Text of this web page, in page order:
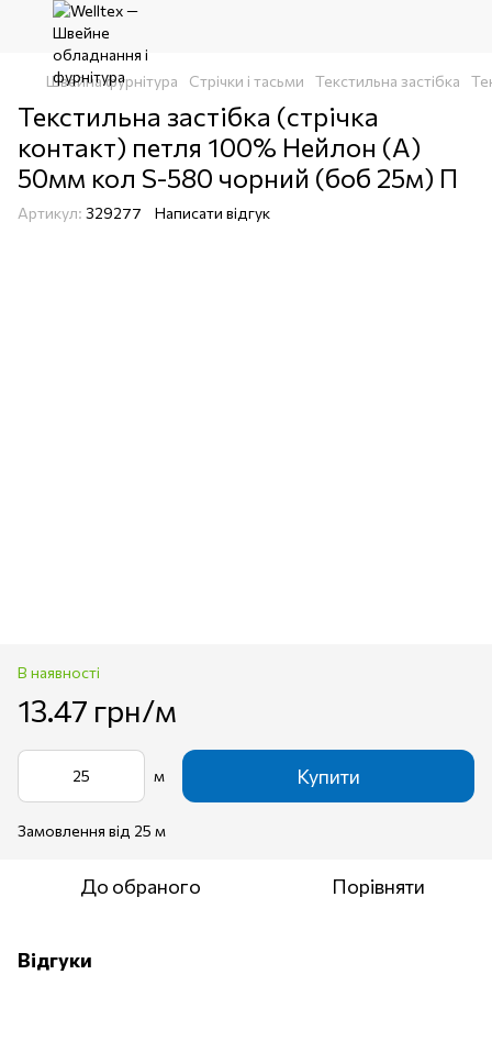
Швейна фурнітура Стрічки і тасьми Текстильна застібка
Текстильна застібка (стрічка
контакт) петля 100% Нейлон (A)
50мм кол S-580 чорний (боб 25м) П
Артикул: 329277 Написати відгук
В наявності
13.47 грн/м
м Купити
Замовлення від 25 м
До обраного Порівняти
Відгуки